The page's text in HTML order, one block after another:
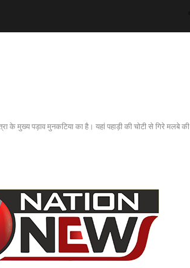
के मुख्य पड़ाव मुनकटिया का है। यहां पहाड़ी की चोटी से गिरे मलबे की